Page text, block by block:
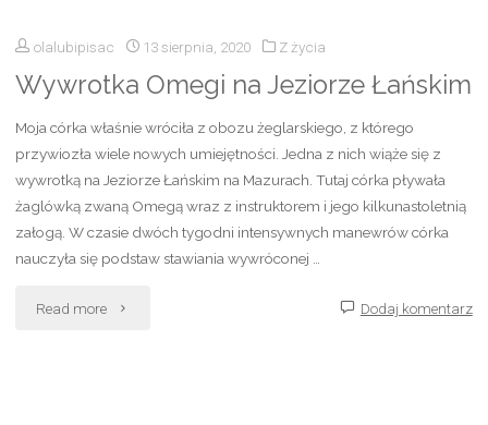
wakacji"
olalubipisac 13 sierpnia, 2020 Z życia
Wywrotka Omegi na Jeziorze Łańskim
Moja córka właśnie wróciła z obozu żeglarskiego, z którego
przywiozła wiele nowych umiejętności. Jedna z nich wiąże się z
wywrotką na Jeziorze Łańskim na Mazurach. Tutaj córka pływała
żaglówką zwaną Omegą wraz z instruktorem i jego kilkunastoletnią
załogą. W czasie dwóch tygodni intensywnych manewrów córka
nauczyła się podstaw stawiania wywróconej …
Read more "Wywrotka Dodaj komentarz